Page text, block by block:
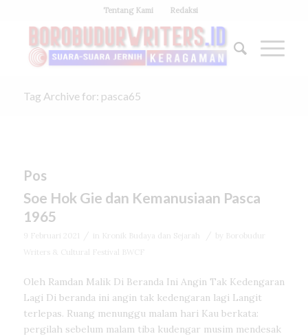
Tentang Kami Redaksi
Tag Archive for: pasca65
Pos
Soe Hok Gie dan Kemanusiaan Pasca
1965
9 Februari 2021 in Kronik Budaya dan Sejarah
Borobudur
Writers & Cultural Festival BWCF
Oleh Ramdan Malik Di Beranda Ini Angin Tak Kedengaran
Lagi Di beranda ini angin tak kedengaran lagi Langit
terlepas. Ruang menunggu malam hari Kau berkata:
pergilah sebelum malam tiba kudengar musim mendesak